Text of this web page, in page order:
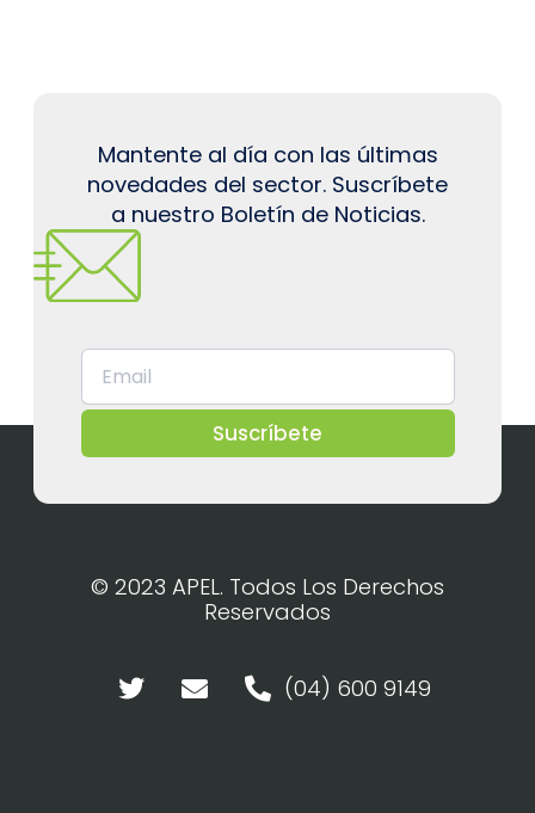
Mantente al día con las últimas
novedades del sector. Suscríbete
a nuestro Boletín de Noticias.
Suscríbete
© 2023 APEL. Todos Los Derechos
Reservados
(04) 600 9149